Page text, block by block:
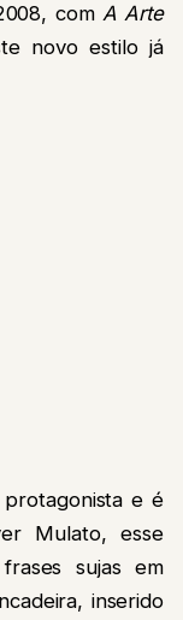
comA Arte
novo estilo já
e é
Mulato, esse
sujas em
inserido